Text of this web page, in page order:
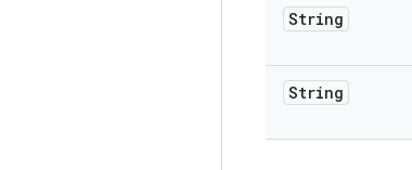
String
String